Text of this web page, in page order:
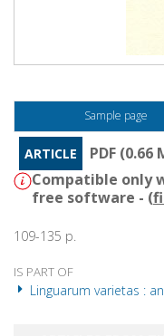
Sample page
ARTICLE
PDF (0.66
Compatible only
free software - (
109-135 p.
IS PART OF
Linguarum varietas :